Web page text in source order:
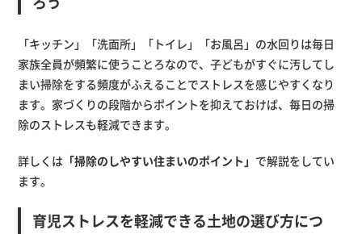
「キッチン」「洗面所」「トイレ」「お風呂」の水回りは毎日
家族全員が頻繁に使うことろなので、子どもがすぐに汚してし
まい掃除をする頻度がふえることでストレスを感じやすくなり
ます。家づくりの段階からポイントを抑えておけば、毎日の掃
除のストレスも軽減できます。
詳しくは 「掃除のしやすい住まいのポイント」 で解説をしてい
ます。
育児ストレスを軽減できる土地の選び方につ